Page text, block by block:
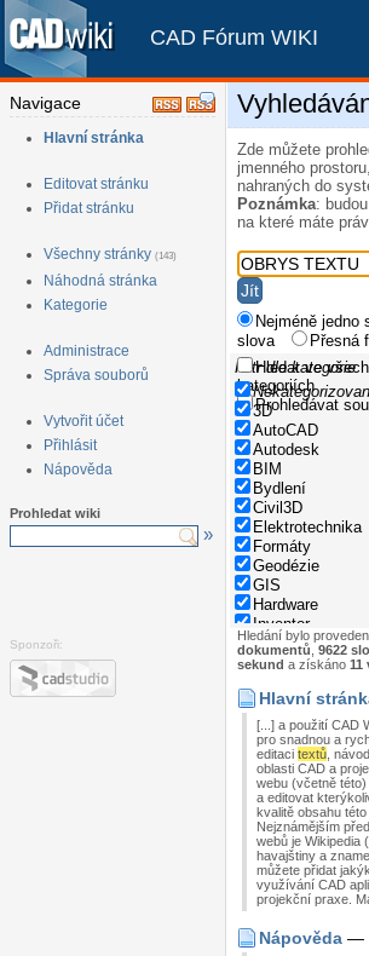
CAD Fórum WIKI
Navigace
Hlavní stránka
Editovat stránku
Přidat stránku
Všechny stránky (143)
Náhodná stránka
Kategorie
Administrace
Správa souborů
Vytvořit účet
Přihlásit
Nápověda
Prohledat wiki
»
Sponzoři:
Zde můžete
jmenného
nahraných do
Poznámka:
na které máte
Nejméně jedno
slova
Přesná
Hledat ve
kategoriích
Prohledávat
Filtr dle kategorie
3D
AutoCAD
Autodesk
BIM
Bydlení
Civil3D
Elektrotechnika
Formáty
Geodézie
GIS
Hardware
Inventor
Nápověda
Normy
Programování
Revit
Správa dat
Stavebnictví
Strojírenství
System
Tipy
Windows
Zkratky
Hledání bylo
dokumentů 9622
sekund a získáno 11
Hlavní
[...] a použití CAD
pro snadnou a
editaci textů ,
oblasti CAD a
webu (včetně
a editovat
kvalitě obsahu
Nejznámějším
webů je Wikipedia
havajštiny a
můžete přidat
využívání CAD
projekční praxe.
Nápověda —